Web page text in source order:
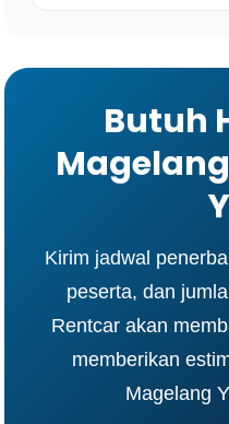
Butuh
Kirim jadwal
peserta, dan
Rentcar akan
memberikan
Magelang